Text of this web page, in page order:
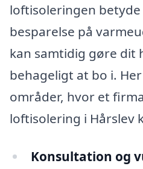
loftisoleringen
besparelse på
kan samtidig gøre dit
behageligt at bo i.
områder, hvor et
loftisolering i Hårslev
Konsultation og